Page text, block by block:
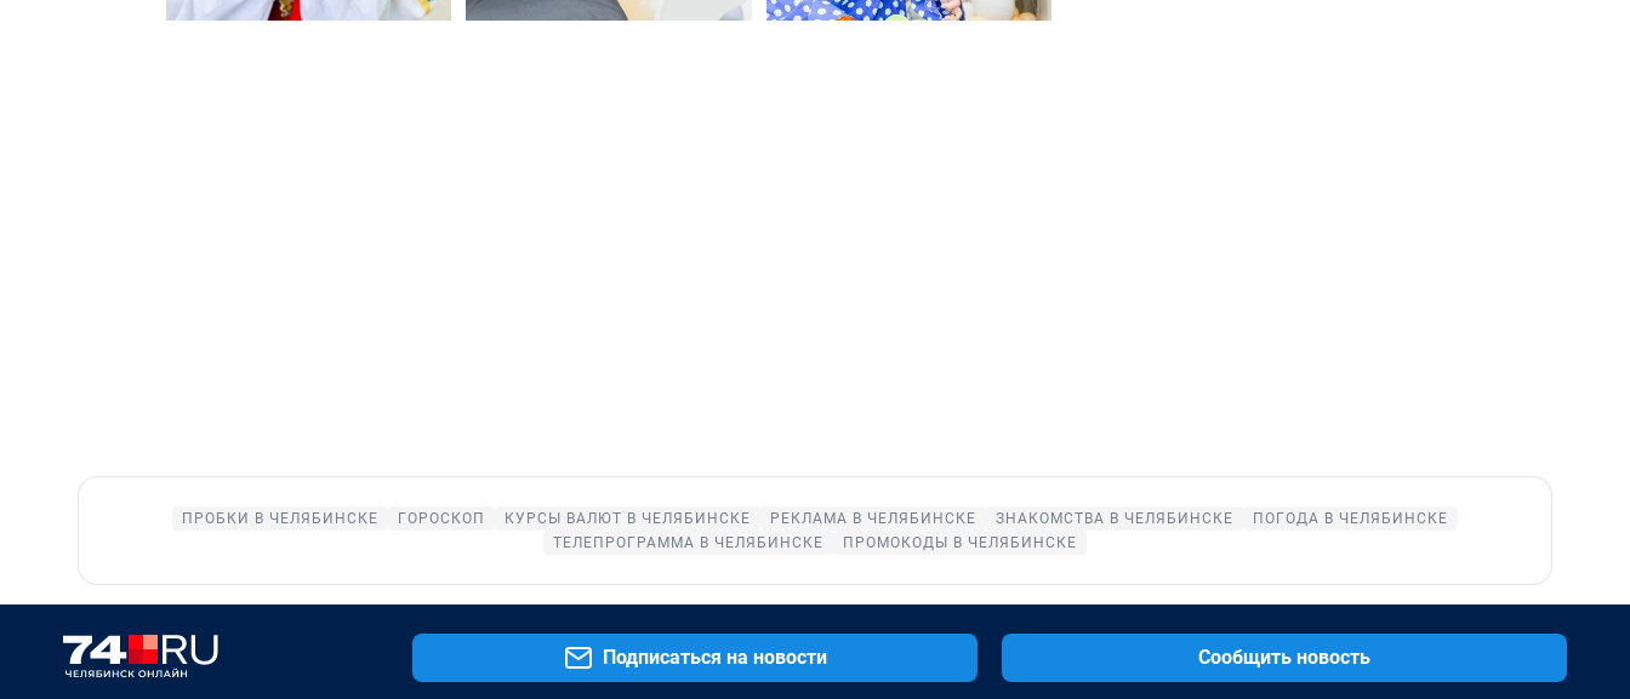
ПРОБКИ В ЧЕЛЯБИНСКЕ ГОРОСКОП КУРСЫ ВАЛЮТ В ЧЕЛЯБИНСКЕ РЕКЛАМА В ЧЕЛЯБИНСКЕ ЗНАКОМСТВА В ЧЕЛЯБИНСКЕ
ПОГОДА В ЧЕЛЯБИНСКЕ
ТЕЛЕПРОГРАММА В ЧЕЛЯБИНСКЕ
ПРОМОКОДЫ В ЧЕЛЯБИНСКЕ
Подписаться на новости Сообщить новость